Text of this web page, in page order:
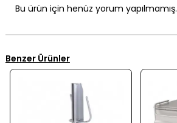
Bu ürün için henüz yorum yapılmamış.
Benzer Ürünler